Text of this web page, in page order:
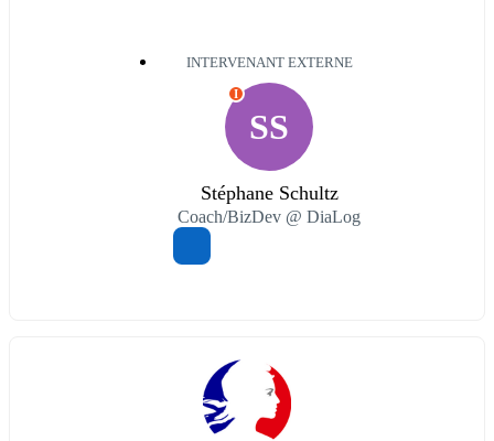
INTERVENANT EXTERNE
SS
I
Stéphane Schultz
Coach/BizDev @ DiaLog